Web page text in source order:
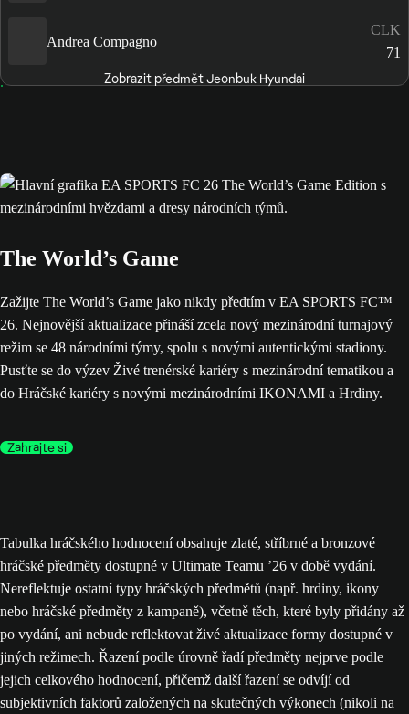
Andrea Compagno
CLK
71
Zobrazit předmět Jeonbuk Hyundai
The World’s Game
Zažijte The World’s Game jako nikdy předtím v EA SPORTS FC™
26. Nejnovější aktualizace přináší zcela nový mezinárodní turnajový
režim se 48 národními týmy, spolu s novými autentickými stadiony.
Pusťte se do výzev Živé trenérské kariéry s mezinárodní tematikou a
do Hráčské kariéry s novými mezinárodními IKONAMI a Hrdiny.
Zahrajte si
Tabulka hráčského hodnocení obsahuje zlaté, stříbrné a bronzové
hráčské předměty dostupné v Ultimate Teamu ’26 v době vydání.
Nereflektuje ostatní typy hráčských předmětů (např. hrdiny, ikony
nebo hráčské předměty z kampaně), včetně těch, které byly přidány až
po vydání, ani nebude reflektovat živé aktualizace formy dostupné v
jiných režimech. Řazení podle úrovně řadí předměty nejprve podle
jejich celkového hodnocení, přičemž další řazení se odvíjí od
subjektivních faktorů založených na skutečných výkonech (nikoli na